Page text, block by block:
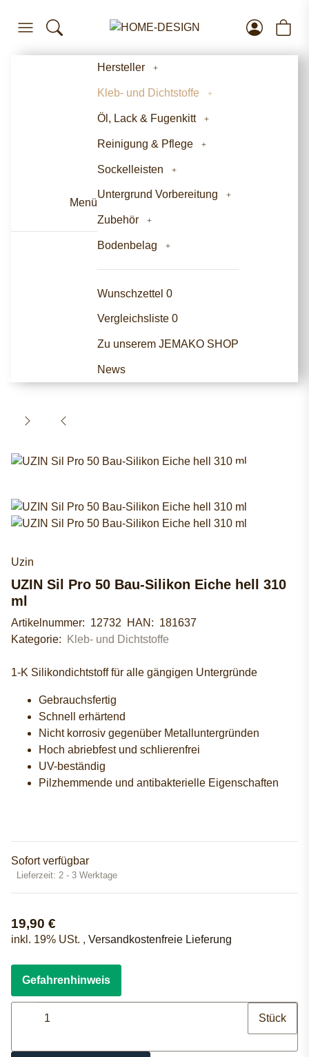
Menü
Hersteller
Kleb- und Dichtstoffe
Öl, Lack & Fugenkitt
Reinigung & Pflege
Sockelleisten
Untergrund Vorbereitung
Zubehör
Bodenbelag
Wunschzettel 0
Vergleichsliste 0
Zu unserem JEMAKO SHOP
News
Uzin
UZIN Sil Pro 50 Bau-Silikon Eiche hell 310
ml
Artikelnummer: 12732 HAN: 181637
Kategorie:
Kleb- und Dichtstoffe
1-K Silikondichtstoff für alle gängigen Untergründe
Gebrauchsfertig
Schnell erhärtend
Nicht korrosiv gegenüber Metalluntergründen
Hoch abriebfest und schlierenfrei
UV-beständig
Pilzhemmende und antibakterielle Eigenschaften
Sofort verfügbar
Lieferzeit: 2 - 3 Werktage
19,90 €
inkl. 19% USt. , Versandkostenfreie Lieferung
Gefahrenhinweis
Stück